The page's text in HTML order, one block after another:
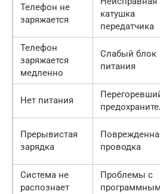
Телефон не
заряжается
катушка
передатчика
Телефон
заряжается
медленно
Слабый блок
питания
Нет питания
Прерывистая
зарядка
проводка
Система не
распознает
Проблемы с
программным